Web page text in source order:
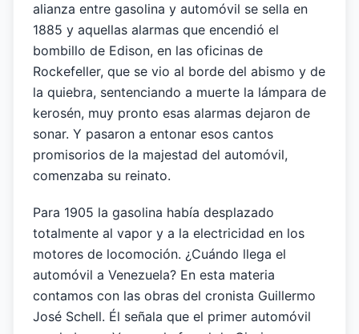
alianza entre gasolina y automóvil se sella en
1885 y aquellas alarmas que encendió el
bombillo de Edison, en las oficinas de
Rockefeller, que se vio al borde del abismo y de
la quiebra, sentenciando a muerte la lámpara de
kerosén, muy pronto esas alarmas dejaron de
sonar. Y pasaron a entonar esos cantos
promisorios de la majestad del automóvil,
comenzaba su reinato.
Para 1905 la gasolina había desplazado
totalmente al vapor y a la electricidad en los
motores de locomoción. ¿Cuándo llega el
automóvil a Venezuela? En esta materia
contamos con las obras del cronista Guillermo
José Schell. Él señala que el primer automóvil